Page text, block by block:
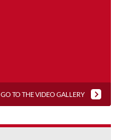
GO TO THE VIDEO GALLERY